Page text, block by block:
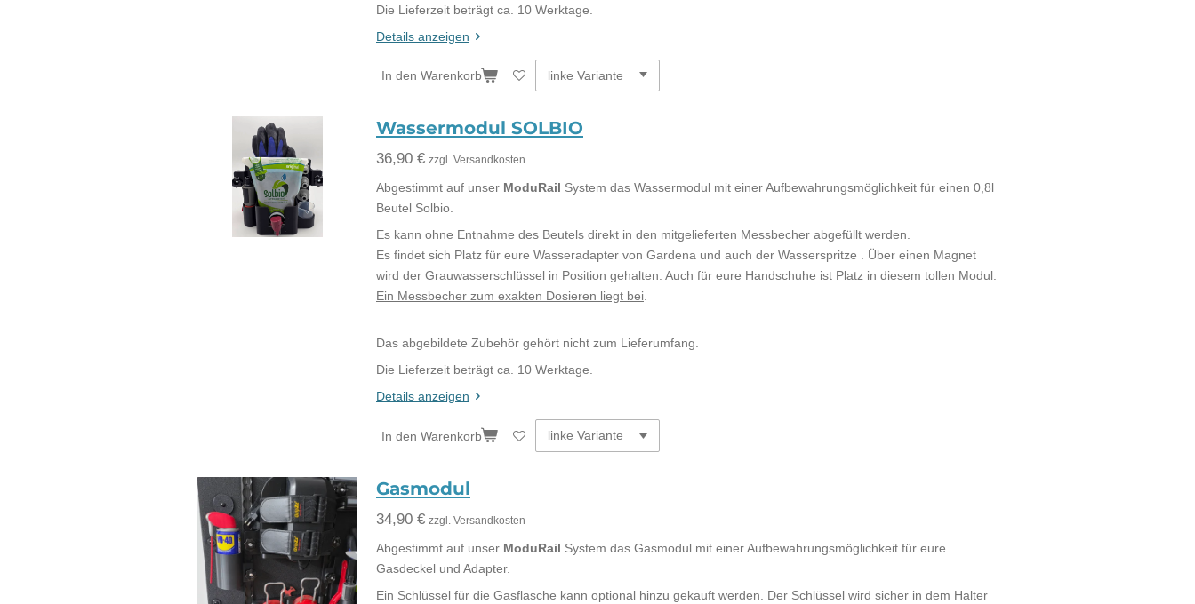
Die Lieferzeit beträgt ca. 10 Werktage.
Details anzeigen
In den Warenkorb
Wassermodul SOLBIO
36,90 € zzgl. Versandkosten
Abgestimmt auf unser ModuRail System das Wassermodul mit einer Aufbewahrungsmöglichkeit für einen 0,8l
Beutel Solbio.
Es kann ohne Entnahme des Beutels direkt in den mitgelieferten Messbecher abgefüllt werden.
Es findet sich Platz für eure Wasseradapter von Gardena und auch der Wasserspritze . Über einen Magnet
wird der Grauwasserschlüssel in Position gehalten. Auch für eure Handschuhe ist Platz in diesem tollen Modul.
Ein Messbecher zum exakten Dosieren liegt bei.
Das abgebildete Zubehör gehört nicht zum Lieferumfang.
Die Lieferzeit beträgt ca. 10 Werktage.
Details anzeigen
In den Warenkorb
Gasmodul
34,90 € zzgl. Versandkosten
Abgestimmt auf unser ModuRail System das Gasmodul mit einer Aufbewahrungsmöglichkeit für eure
Gasdeckel und Adapter.
Ein Schlüssel für die Gasflasche kann optional hinzu gekauft werden. Der Schlüssel wird sicher in dem Halter